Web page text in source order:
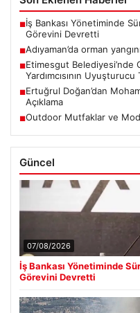
■İş Bankası Yönetiminde
Görevini Devretti
■Adıyaman’da orman
■Etimesgut Belediyesi’nde
Yardımcısının Uyuşturucu
■Ertuğrul Doğan’dan
Açıklama
■Outdoor Mutfaklar ve
Güncel
07/08/2026
İş Bankası Yönetiminde
Görevini Devretti